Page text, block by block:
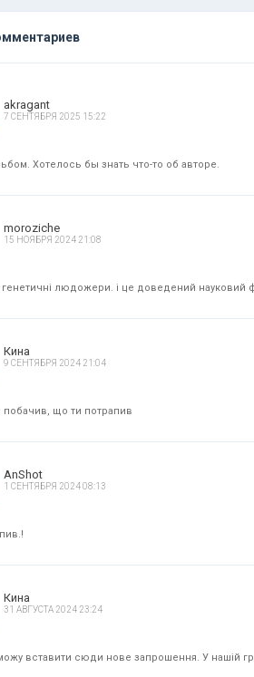
akragant
7 СЕНТЯБРЯ 2025 15:22
Хотелось бы знать что-то об авторе.
moroziche
15 НОЯБРЯ 2024 21:08
людожери. і це доведений науковий
Кина
9 СЕНТЯБРЯ 2024 21:04
побачив, що ти потрапив
AnShot
1 СЕНТЯБРЯ 2024 08:13
Кина
31 АВГУСТА 2024 23:24
вставити сюди нове запрошення. У нашій